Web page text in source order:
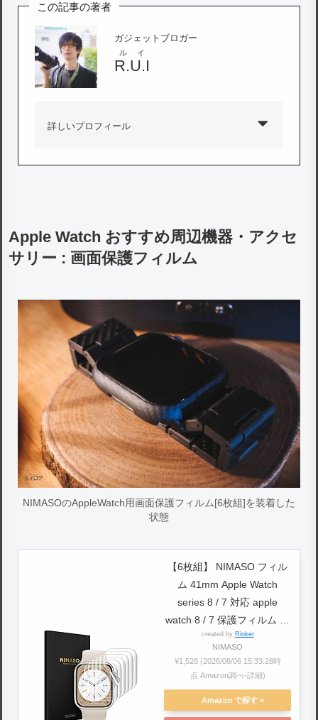
この記事の著者
ガジェットブロガー
R.U.I
ルイ
詳しいプロフィール
Apple Watch おすすめ周辺機器・アクセ
サリー : 画面保護フィルム
NIMASOのAppleWatch用画面保護フィルム[6枚組]を装着した
状態
【6枚組】 NIMASO フィル
ム 41mm Apple Watch
series 8 / 7 対応 apple
watch 8 / 7 保護フィルム ア
ップルウォッチ 用
NSW21J361
created by Rinker
NIMASO
¥1,528 (2026/08/06 15:33:28時
点 Amazon調べ-詳細)
Amazon